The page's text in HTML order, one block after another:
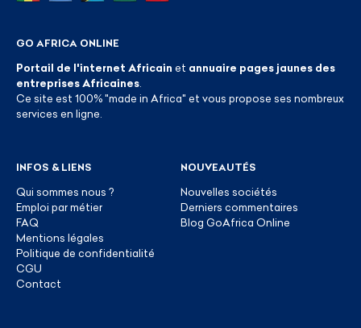
GO AFRICA ONLINE
Portail de l'internet Africain et annuaire pages jaunes des
entreprises Africaines
Ce site est 100% "made in Africa" et vous propose ses nombreux
services en ligne.
INFOS & LIENS
Qui sommes nous ?
Emploi par métier
FAQ
Mentions légales
Politique de confidentialité
CGU
Contact
NOUVEAUTÉS
Nouvelles sociétés
Derniers commentaires
Blog GoAfrica Online